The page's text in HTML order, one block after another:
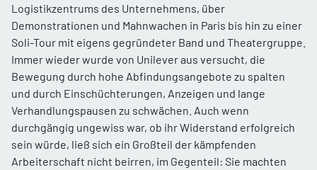
Logistikzentrums des Unternehmens, über
Demonstrationen und Mahnwachen in Paris bis hin zu einer
Soli-Tour mit eigens gegründeter Band und Theatergruppe.
Immer wieder wurde von Unilever aus versucht, die
Bewegung durch hohe Abfindungsangebote zu spalten
und durch Einschüchterungen, Anzeigen und lange
Verhandlungspausen zu schwächen. Auch wenn
durchgängig ungewiss war, ob ihr Widerstand erfolgreich
sein würde, ließ sich ein Großteil der kämpfenden
Arbeiterschaft nicht beirren, im Gegenteil: Sie machten